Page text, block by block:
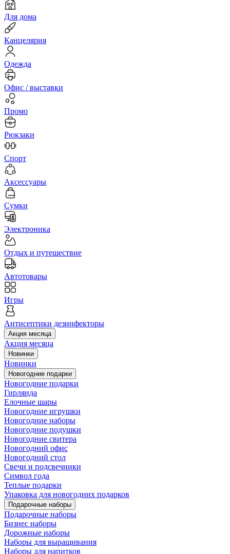
Для дома
Канцелярия
Одежда
Офис / выставки
Промо
Рюкзаки
Спорт
Аксессуары
Сумки
Электроника
Отдых и путешествие
Автотовары
Игры
Антисептики дезинфекторы
Акция месяца
Акция месяца
Новинки
Новинки
Новогодние подарки
Новогодние подарки
Гирлянда
Елочные шары
Новогодние игрушки
Новогодние наборы
Новогодние подушки
Новогодние свитера
Новогодний офис
Новогодний стол
Свечи и подсвечники
Символ года
Теплые подарки
Упаковка для новогодних подарков
Подарочные наборы
Подарочные наборы
Бизнес наборы
Дорожные наборы
Наборы для выращивания
Наборы для напитков